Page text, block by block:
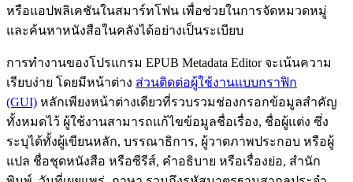
หรือแอปพลิเคชันในสมาร์ทโฟน เพื่อช่วยในการจัดหมวดหมู่
และค้นหาหนังสือในคลังได้อย่างเป็นระเบียบ
การทำงานของโปรแกรม EPUB Metadata Editor จะเน้นความ
เรียบง่าย โดยมีหน้าต่าง ส่วนติดต่อผู้ใช้งานแบบกราฟิก
(GUI) หลักเพียงหน้าต่างเดียวที่รวบรวมช่องกรอกข้อมูลสำคัญ
ทั้งหมดไว้ ผู้ใช้งานสามารถแก้ไขข้อมูลชื่อเรื่อง, ชื่อผู้แต่ง ซึ่ง
ระบุได้ทั้งผู้เขียนหลัก, บรรณาธิการ, ผู้วาดภาพประกอบ หรือผู้
แปล ชื่อชุดหนังสือ หรือซีรีส์, คำอธิบาย หรือเรื่องย่อ, สำนัก